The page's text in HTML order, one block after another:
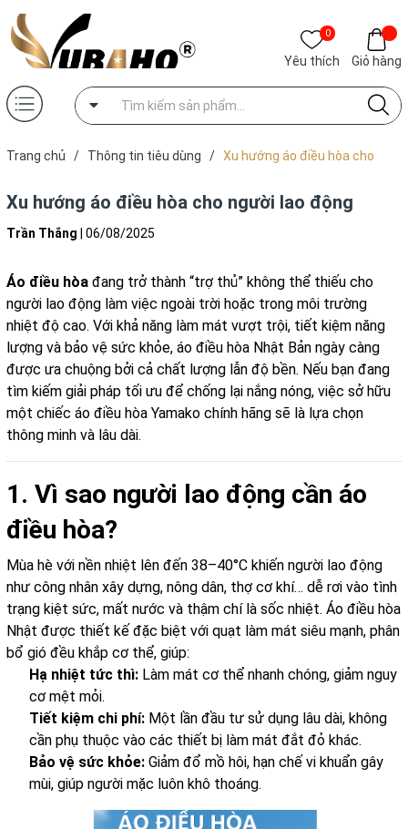
0
Yêu thích Giỏ hàng
Trang chủ / Thông tin tiêu dùng / Xu hướng áo điều hòa cho
Xu hướng áo điều hòa cho người lao động
Trần Thắng 06/08/2025
Áo điều hòa đang trở thành “trợ thủ” không thể thiếu cho
người lao động làm việc ngoài trời hoặc trong môi trường
nhiệt độ cao. Với khả năng làm mát vượt trội, tiết kiệm năng
lượng và bảo vệ sức khỏe, áo điều hòa Nhật Bản ngày càng
được ưa chuộng bởi cả chất lượng lẫn độ bền. Nếu bạn đang
tìm kiếm giải pháp tối ưu để chống lại nắng nóng, việc sở hữu
một chiếc áo điều hòa Yamako chính hãng sẽ là lựa chọn
thông minh và lâu dài.
1. Vì sao người lao động cần áo
điều hòa?
Mùa hè với nền nhiệt lên đến 38–40°C khiến người lao động
như công nhân xây dựng, nông dân, thợ cơ khí… dễ rơi vào tình
trạng kiệt sức, mất nước và thậm chí là sốc nhiệt. Áo điều hòa
Nhật được thiết kế đặc biệt với quạt làm mát siêu mạnh, phân
bổ gió đều khắp cơ thể, giúp:
Hạ nhiệt tức thì: Làm mát cơ thể nhanh chóng, giảm nguy
cơ mệt mỏi.
Tiết kiệm chi phí: Một lần đầu tư sử dụng lâu dài, không
cần phụ thuộc vào các thiết bị làm mát đắt đỏ khác.
Bảo vệ sức khỏe: Giảm đổ mồ hôi, hạn chế vi khuẩn gây
mùi, giúp người mặc luôn khô thoáng.